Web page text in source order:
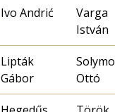
Ivo Andrić
Varga
István
Lipták
Gábor
Ottó